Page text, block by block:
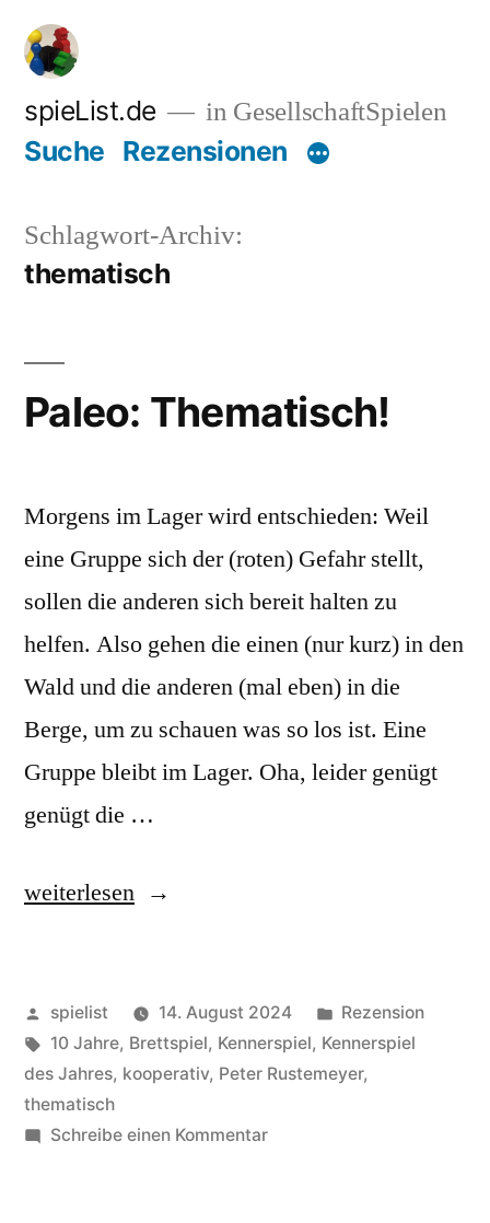
Zum
Inhalt
springen
spieList.de in GesellschaftSpielen
Suche Rezensionen
Schlagwort-Archiv:
thematisch
Paleo: Thematisch!
Morgens im Lager wird entschieden: Weil
eine Gruppe sich der (roten) Gefahr stellt,
sollen die anderen sich bereit halten zu
helfen. Also gehen die einen (nur kurz) in den
Wald und die anderen (mal eben) in die
Berge, um zu schauen was so los ist. Eine
Gruppe bleibt im Lager. Oha, leider genügt
genügt die …
„Paleo:
weiterlesen
Veröffentlicht
von
spielist 14. August 2024
Veröffentlicht
in
Rezension
Schlagwörter:
10 Jahre, Brettspiel, Kennerspiel, Kennerspiel
des Jahres, kooperativ, Peter Rustemeyer,
thematisch
Schreibe einen Kommentarzu